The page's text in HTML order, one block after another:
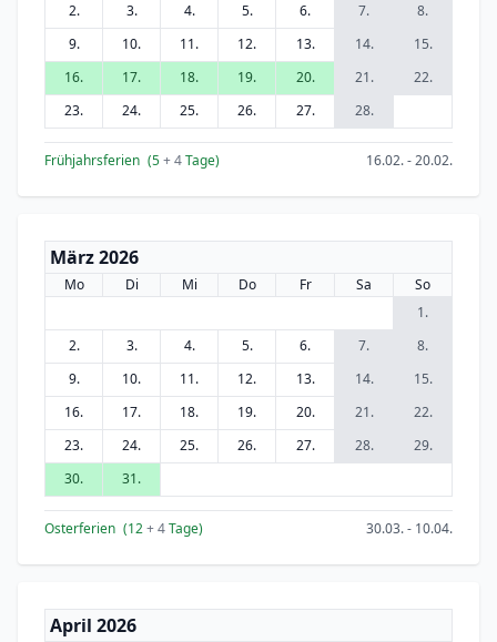
2.
3. 4. 5. 6. 7.
8.
9.
10. 11. 12. 13. 14.
15.
16.
17. 18. 19. 20. 21.
22.
23.
24. 25. 26. 27. 28.
Frühjahrsferien (5+ 4Tage) 16.02. - 20.02.
März 2026
Mo Di Mi Do Fr Sa
So
1.
2.
3. 4. 5. 6. 7.
8.
9.
10. 11. 12. 13. 14.
15.
16.
17. 18. 19. 20. 21.
22.
23.
24. 25. 26. 27. 28.
29.
30.
31.
Osterferien (12+ 4Tage) 30.03. - 10.04.
April 2026